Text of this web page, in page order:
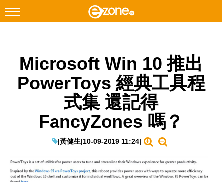
Facebook Instagram
科技焦點
IT Times
Microsoft Win 10 推出
PowerToys 經典工具程
式集 還記得
FancyZones 嗎？
|黃健生|10-09-2019 11:24|